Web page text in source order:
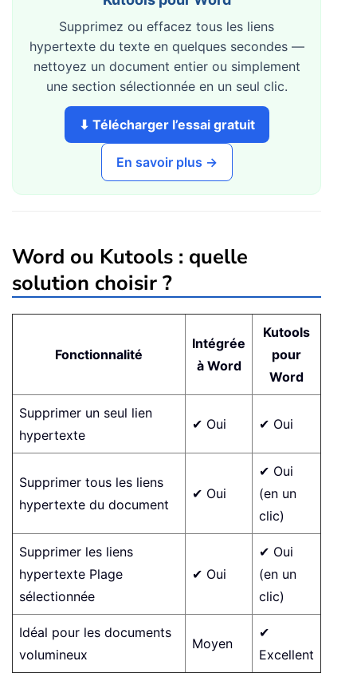
Supprimez ou effacez tous les liens
hypertexte du texte en quelques secondes —
nettoyez un document entier ou simplement
une section sélectionnée en un seul clic.
⬇ Télécharger l’essai gratuit
En savoir plus →
Word ou Kutools : quelle
solution choisir ?
Fonctionnalité
Intégrée
à Word
Kutools
pour
Word
Supprimer un seul lien
hypertexte
✔ Oui ✔ Oui
Supprimer tous les liens
hypertexte du document
✔ Oui
✔ Oui
(en un
clic)
Supprimer les liens
hypertexte Plage
sélectionnée
✔ Oui
✔ Oui
(en un
clic)
Idéal pour les documents
volumineux
Moyen
✔
Excellent